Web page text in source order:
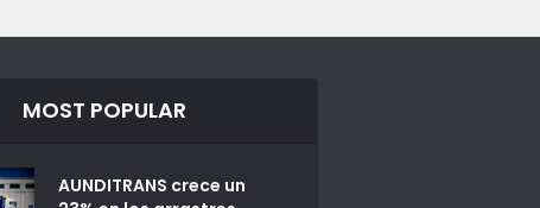
MOST POPULAR
AUNDITRANS crece un